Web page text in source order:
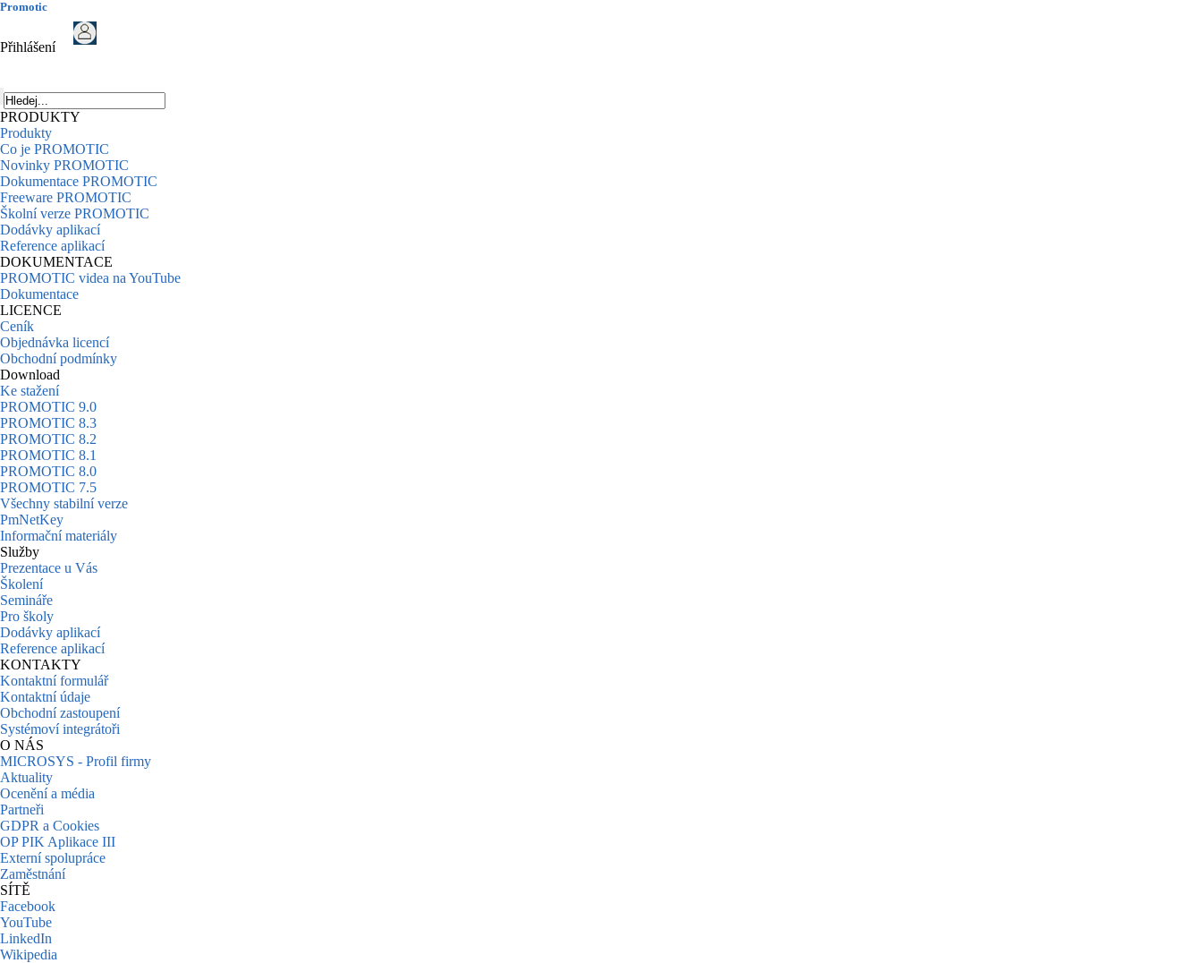
Promotic
Přihlášení
PRODUKTY
Produkty
Co je PROMOTIC
Novinky PROMOTIC
Dokumentace PROMOTIC
Freeware PROMOTIC
Školní verze PROMOTIC
Dodávky aplikací
Reference aplikací
DOKUMENTACE
PROMOTIC videa na YouTube
Dokumentace
LICENCE
Ceník
Objednávka licencí
Obchodní podmínky
Download
Ke stažení
PROMOTIC 9.0
PROMOTIC 8.3
PROMOTIC 8.2
PROMOTIC 8.1
PROMOTIC 8.0
PROMOTIC 7.5
Všechny stabilní verze
PmNetKey
Informační materiály
Služby
Prezentace u Vás
Školení
Semináře
Pro školy
Dodávky aplikací
Reference aplikací
KONTAKTY
Kontaktní formulář
Kontaktní údaje
Obchodní zastoupení
Systémoví integrátoři
O NÁS
MICROSYS - Profil firmy
Aktuality
Ocenění a média
Partneři
GDPR a Cookies
OP PIK Aplikace III
Externí spolupráce
Zaměstnání
SÍTĚ
Facebook
YouTube
LinkedIn
Wikipedia